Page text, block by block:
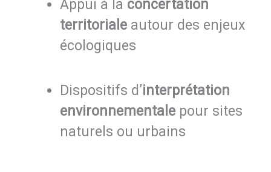
Appui à la concertation
territoriale autour des enjeux
écologiques
Dispositifs d’interprétation
environnementale pour sites
naturels ou urbains